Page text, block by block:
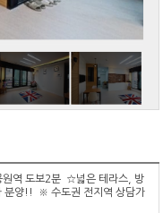
역 도보2분 ☆넓은 테라스, 방
분양!! ※ 수도권 전지역 상담가